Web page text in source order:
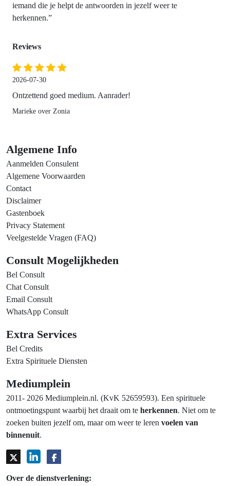
iemand die je helpt de antwoorden in jezelf weer te
herkennen.”
Reviews
2026-07-30
Ontzettend goed medium. Aanrader!
Marieke over Zonia
Algemene Info
Aanmelden Consulent
Algemene Voorwaarden
Contact
Disclaimer
Gastenboek
Privacy Statement
Veelgestelde Vragen (FAQ)
Consult Mogelijkheden
Bel Consult
Chat Consult
Email Consult
WhatsApp Consult
Extra Services
Bel Credits
Extra Spirituele Diensten
Mediumplein
2011- 2026 Mediumplein.nl. (KvK 52659593). Een spirituele
ontmoetingspunt waarbij het draait om te herkennen. Niet om te
zoeken buiten jezelf om, maar om weer te leren voelen van
binnenuit.
Over de dienstverlening: